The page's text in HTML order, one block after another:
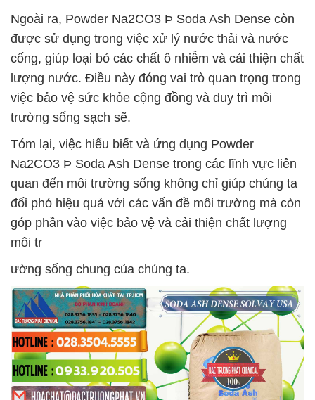
Ngoài ra, Powder Na2CO3 Þ Soda Ash Dense còn
được sử dụng trong việc xử lý nước thải và nước
cống, giúp loại bỏ các chất ô nhiễm và cải thiện chất
lượng nước. Điều này đóng vai trò quan trọng trong
việc bảo vệ sức khỏe cộng đồng và duy trì môi
trường sống sạch sẽ.
Tóm lại, việc hiểu biết và ứng dụng Powder
Na2CO3 Þ Soda Ash Dense trong các lĩnh vực liên
quan đến môi trường sống không chỉ giúp chúng ta
đối phó hiệu quả với các vấn đề môi trường mà còn
góp phần vào việc bảo vệ và cải thiện chất lượng
môi tr
ường sống chung của chúng ta.